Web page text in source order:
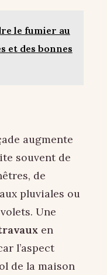
le fumier au
et des bonnes
augmente
souvent de
de
pluviales ou
Une
en
l’aspect
de la maison